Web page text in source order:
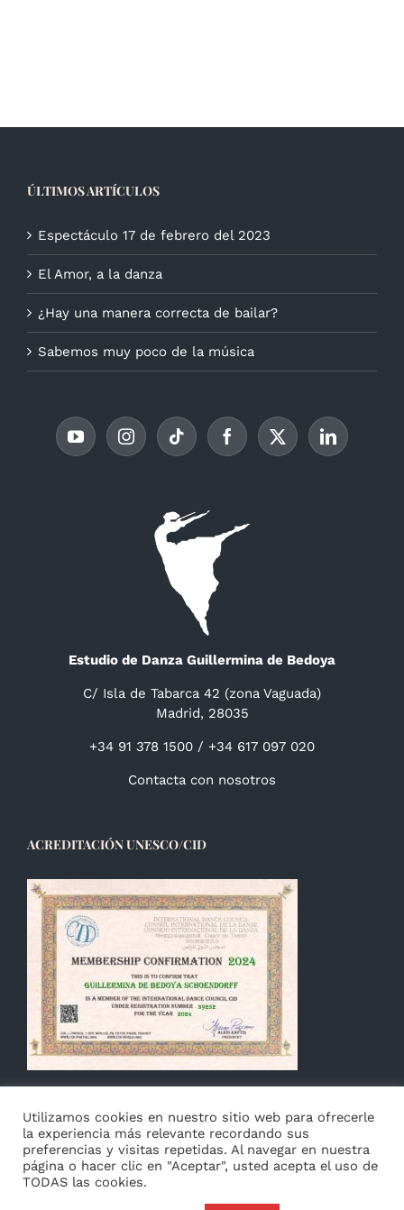
ÚLTIMOS ARTÍCULOS
Espectáculo 17 de febrero del 2023
El Amor, a la danza
¿Hay una manera correcta de bailar?
Sabemos muy poco de la música
Estudio de Danza Guillermina de Bedoya
C/ Isla de Tabarca 42 (zona Vaguada)
Madrid, 28035
+34 91 378 1500 / +34 617 097 020
Contacta con nosotros
ACREDITACIÓN UNESCO/CID
© Copyright 2014 -
Cookies|Français
Utilizamos cookies en nuestro sitio web para ofrecerle
la experiencia más relevante recordando sus
preferencias y visitas repetidas. Al navegar en nuestra
página o hacer clic en "Aceptar", usted acepta el uso de
TODAS las cookies.